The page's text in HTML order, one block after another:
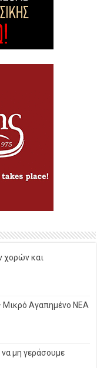
χορών και
Αγαπημένο NEΑ
μη γεράσουμε